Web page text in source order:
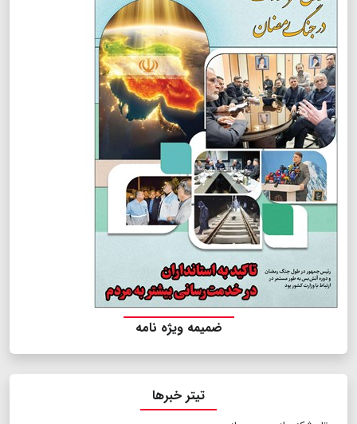
ضمیمه ویژه نامه
تیتر خبرها